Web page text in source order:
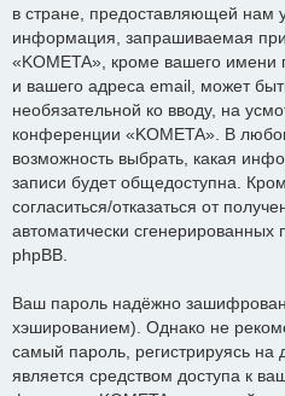
в стране, предоставляющей нам
информация, запрашиваемая
«KOMETA», кроме вашего имени
и вашего адреса email, может
необязательной ко вводу, на
конференции «KOMETA». В
возможность выбрать, какая
записи будет общедоступна.
согласиться/отказаться от
автоматически
phpBB.
Ваш пароль надёжно
хэшированием). Однако не
самый пароль, регистрируясь на
является средством доступа к